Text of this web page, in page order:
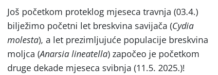
Još početkom proteklog mjeseca travnja (03.4.)
bilježimo početni let breskvina savijača (Cydia
molesta), a let prezimljujuće populacije breskvina
moljca (Anarsia lineatella) započeo je početkom
druge dekade mjeseca svibnja (11.5. 2025.)!